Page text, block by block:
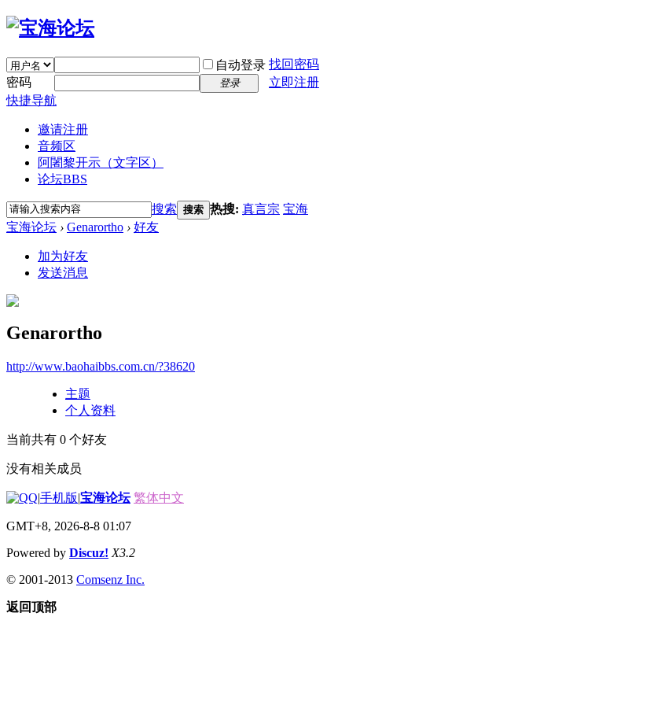
自动登录 找回密码
密码
登录
立即注册
快捷导航
邀请注册
音频区
阿闍黎开示（文字区）
论坛BBS
搜索 搜索 热搜: 真言宗 宝海
宝海论坛 › Genarortho › 好友
加为好友
发送消息
Genarortho
http://www.baohaibbs.com.cn/?38620
主题
个人资料
当前共有 0 个好友
没有相关成员
|手机版|宝海论坛 繁体中文
GMT+8, 2026-8-8 01:07
Powered by Discuz! X3.2
© 2001-2013 Comsenz Inc.
返回顶部